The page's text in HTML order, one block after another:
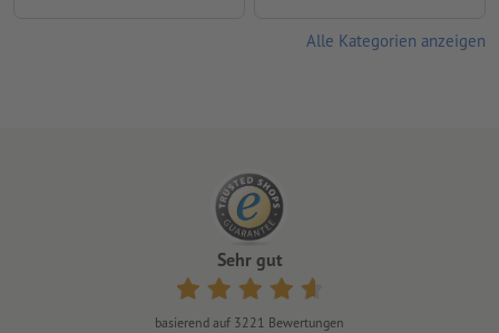
Alle Kategorien anzeigen
Sehr gut
basierend auf 3221 Bewertungen